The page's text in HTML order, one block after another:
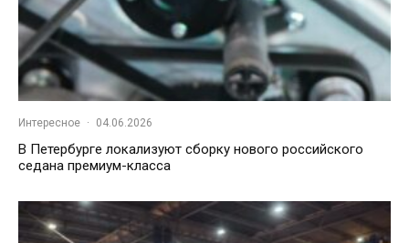
Интересное · 04.06.2026
В Петербурге локализуют сборку нового российского
седана премиум-класса